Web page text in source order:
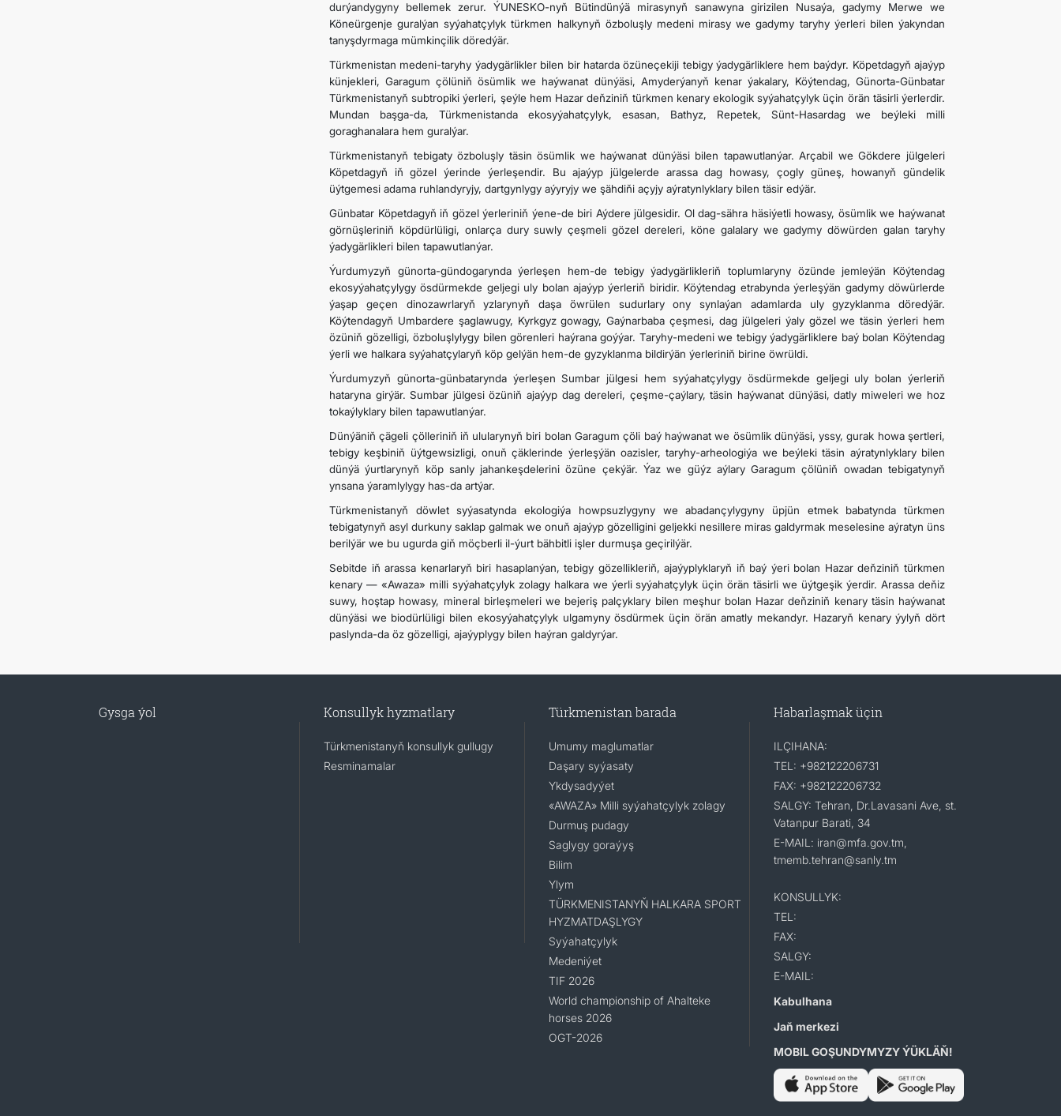
durýandygyny bellemek zerur. ÝUNESKO-nyň Bütindünýä mirasynyň sanawyna girizilen Nusaýa, gadymy Merwe we
Köneürgenje guralýan syýahatçylyk türkmen halkynyň özboluşly medeni mirasy we gadymy taryhy ýerleri bilen ýakyndan
tanyşdyrmaga mümkinçilik döredýär.
Türkmenistan medeni-taryhy ýadygärlikler bilen bir hatarda özüneçekiji tebigy ýadygärliklere hem baýdyr. Köpetdagyň ajaýyp
künjekleri, Garagum çölüniň ösümlik we haýwanat dünýäsi, Amyderýanyň kenar ýakalary, Köýtendag, Günorta-Günbatar
Türkmenistanyň subtropiki ýerleri, şeýle hem Hazar deňziniň türkmen kenary ekologik syýahatçylyk üçin örän täsirli ýerlerdir.
Mundan başga-da, Türkmenistanda ekosyýahatçylyk, esasan, Bathyz, Repetek, Sünt-Hasardag we beýleki milli
goraghanalara hem guralýar.
Türkmenistanyň tebigaty özboluşly täsin ösümlik we haýwanat dünýäsi bilen tapawutlanýar. Arçabil we Gökdere jülgeleri
Köpetdagyň iň gözel ýerinde ýerleşendir. Bu ajaýyp jülgelerde arassa dag howasy, çogly güneş, howanyň gündelik
üýtgemesi adama ruhlandyryjy, dartgynlygy aýyryjy we şähdiňi açyjy aýratynlyklary bilen täsir edýär.
Günbatar Köpetdagyň iň gözel ýerleriniň ýene-de biri Aýdere jülgesidir. Ol dag-sähra häsiýetli howasy, ösümlik we haýwanat
görnüşleriniň köpdürlüligi, onlarça dury suwly çeşmeli gözel dereleri, köne galalary we gadymy döwürden galan taryhy
ýadygärlikleri bilen tapawutlanýar.
Ýurdumyzyň günorta-gündogarynda ýerleşen hem-de tebigy ýadygärlikleriň toplumlaryny özünde jemleýän Köýtendag
ekosyýahatçylygy ösdürmekde geljegi uly bolan ajaýyp ýerleriň biridir. Köýtendag etrabynda ýerleşýän gadymy döwürlerde
ýaşap geçen dinozawrlaryň yzlarynyň daşa öwrülen sudurlary ony synlaýan adamlarda uly gyzyklanma döredýär.
Köýtendagyň Umbardere şaglawugy, Kyrkgyz gowagy, Gaýnarbaba çeşmesi, dag jülgeleri ýaly gözel we täsin ýerleri hem
özüniň gözelligi, özboluşlylygy bilen görenleri haýrana goýýar. Taryhy-medeni we tebigy ýadygärliklere baý bolan Köýtendag
ýerli we halkara syýahatçylaryň köp gelýän hem-de gyzyklanma bildirýän ýerleriniň birine öwrüldi.
Ýurdumyzyň günorta-günbatarynda ýerleşen Sumbar jülgesi hem syýahatçylygy ösdürmekde geljegi uly bolan ýerleriň
hataryna girýär. Sumbar jülgesi özüniň ajaýyp dag dereleri, çeşme-çaýlary, täsin haýwanat dünýäsi, datly miweleri we hoz
tokaýlyklary bilen tapawutlanýar.
Dünýäniň çägeli çölleriniň iň ulularynyň biri bolan Garagum çöli baý haýwanat we ösümlik dünýäsi, yssy, gurak howa şertleri,
tebigy keşbiniň üýtgewsizligi, onuň çäklerinde ýerleşýän oazisler, taryhy-arheologiýa we beýleki täsin aýratynlyklary bilen
dünýä ýurtlarynyň köp sanly jahankeşdelerini özüne çekýär. Ýaz we güýz aýlary Garagum çölüniň owadan tebigatynyň
ynsana ýaramlylygy has-da artýar.
Türkmenistanyň döwlet syýasatynda ekologiýa howpsuzlygyny we abadançylygyny üpjün etmek babatynda türkmen
tebigatynyň asyl durkuny saklap galmak we onuň ajaýyp gözelligini geljekki nesillere miras galdyrmak meselesine aýratyn üns
berilýär we bu ugurda giň möçberli il-ýurt bähbitli işler durmuşa geçirilýär.
Sebitde iň arassa kenarlaryň biri hasaplanýan, tebigy gözellikleriň, ajaýyplyklaryň iň baý ýeri bolan Hazar deňziniň türkmen
kenary — «Awaza» milli syýahatçylyk zolagy halkara we ýerli syýahatçylyk üçin örän täsirli we üýtgeşik ýerdir. Arassa deňiz
suwy, hoştap howasy, mineral birleşmeleri we bejeriş palçyklary bilen meşhur bolan Hazar deňziniň kenary täsin haýwanat
dünýäsi we biodürlüligi bilen ekosyýahatçylyk ulgamyny ösdürmek üçin örän amatly mekandyr. Hazaryň kenary ýylyň dört
paslynda-da öz gözelligi, ajaýyplygy bilen haýran galdyrýar.
Gysga ýol Konsullyk hyzmatlary
Türkmenistanyň konsullyk gullugy
Resminamalar
Türkmenistan barada
Umumy maglumatlar
Daşary syýasaty
Ykdysadyýet
«AWAZA» Milli syýahatçylyk zolagy
Durmuş pudagy
Saglygy goraýyş
Bilim
Ylym
TÜRKMENISTANYŇ HALKARA SPORT
HYZMATDAŞLYGY
Syýahatçylyk
Medeniýet
TIF 2026
World championship of Ahalteke
horses 2026
OGT-2026
Habarlaşmak üçin
ILÇIHANA:
TEL: +982122206731
FAX: +982122206732
SALGY: Tehran, Dr.Lavasani Ave, st.
Vatanpur Barati, 34
E-MAIL: iran@mfa.gov.tm,
tmemb.tehran@sanly.tm
KONSULLYK:
TEL:
FAX:
SALGY:
E-MAIL:
Kabulhana
Jaň merkezi
MOBIL GOŞUNDYMYZY ÝÜKLÄŇ!